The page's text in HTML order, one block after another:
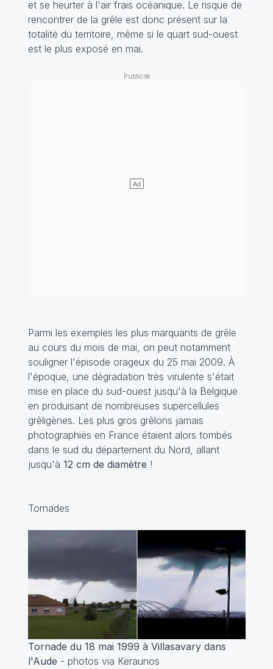
et se heurter à l'air frais océanique. Le risque de
rencontrer de la grêle est donc présent sur la
totalité du territoire, même si le quart sud-ouest
est le plus exposé en mai.
Parmi les exemples les plus marquants de grêle
au cours du mois de mai, on peut notamment
souligner l'épisode orageux du 25 mai 2009. À
l'époque, une dégradation très virulente s'était
mise en place du sud-ouest jusqu'à la Belgique
en produisant de nombreuses supercellules
grêligènes. Les plus gros grêlons jamais
photographiés en France étaient alors tombés
dans le sud du département du Nord, allant
jusqu'à 12 cm de diamètre !
Tornades
Tornade du 18 mai 1999 à Villasavary dans
l'Aude - photos via Keraunos